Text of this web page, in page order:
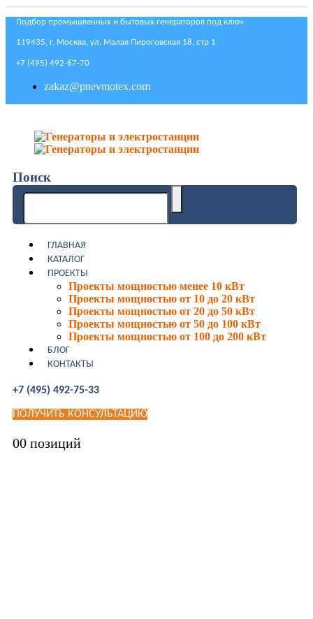
Подбор промышленных и бытовых генераторов под ключ
119435, г. Москва, ул. Малая Пироговская 18, стр 1
+7 (495) 492-67-70
zakaz@pnevmotex.com
Поиск
ГЛАВНАЯ
КАТАЛОГ
ПРОЕКТЫ
Проекты мощностью менее 10 кВт
Проекты мощностью от 10 до 20 кВт
Проекты мощностью от 20 до 50 кВт
Проекты мощностью от 50 до 100 кВт
Проекты мощностью от 100 до 200 кВт
БЛОГ
КОНТАКТЫ
+7 (495) 492-75-33
ПОЛУЧИТЬ КОНСУЛЬТАЦИЮ
00 позиций